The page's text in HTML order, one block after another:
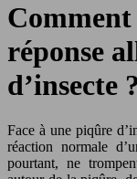
réponse
d’insecte ?
Face à une piqûre
réaction normale
pourtant, ne